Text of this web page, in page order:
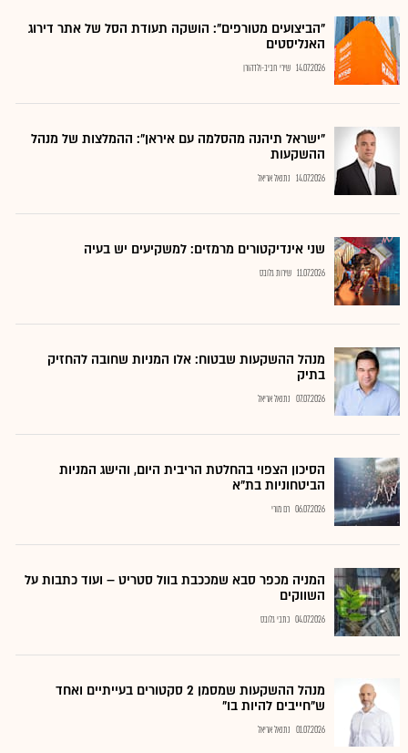
"הביצועים מטורפים": הושקה תעודת הסל של אתר דירוג
האנליסטים
14.07.2026 שירי חביב-ולדהורן
"ישראל תיהנה מהסלמה עם איראן": ההמלצות של מנהל
ההשקעות
14.07.2026 נתנאל אריאל
שני אינדיקטורים מרמזים: למשקיעים יש בעיה
11.07.2026 שירות גלובס
מנהל ההשקעות שבטוח: אלו המניות שחובה להחזיק
בתיק
07.07.2026 נתנאל אריאל
הסיכון הצפוי בהחלטת הריבית היום, והישג המניות
הביטחוניות בת"א
06.07.2026 רם מורי
המניה מכפר סבא שמככבת בוול סטריט – ועוד כתבות על
השווקים
04.07.2026 כתבי גלובס
מנהל ההשקעות שמסמן 2 סקטורים בעייתיים ואחד
ש"חייבים להיות בו"
01.07.2026 נתנאל אריאל